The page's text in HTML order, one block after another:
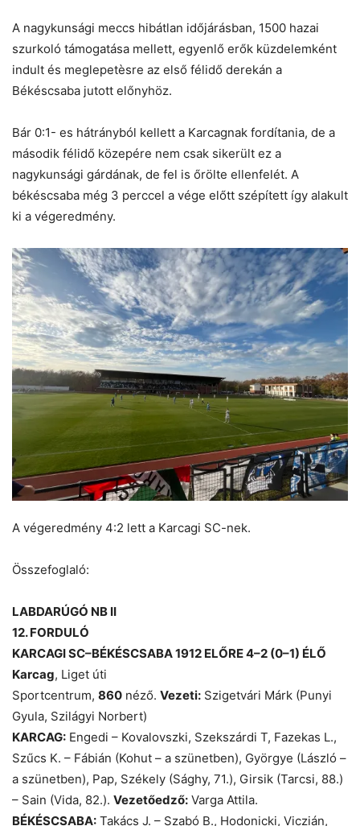
A nagykunsági meccs hibátlan időjárásban, 1500 hazai
szurkoló támogatása mellett, egyenlő erők küzdelemként
indult és meglepetèsre az első félidő derekán a
Békéscsaba jutott előnyhöz.
Bár 0:1- es hátrányból kellett a Karcagnak fordítania, de a
második félidő közepére nem csak sikerült ez a
nagykunsági gárdának, de fel is őrölte ellenfelét. A
békéscsaba még 3 perccel a vége előtt szépített így alakult
ki a végeredmény.
A végeredmény 4:2 lett a Karcagi SC-nek.
Összefoglaló:
LABDARÚGÓ NB II
12. FORDULÓ
KARCAGI SC–BÉKÉSCSABA 1912 ELŐRE 4–2 (0–1) ÉLŐ
Karcag, Liget úti
Sportcentrum, 860 néző. Vezeti: Szigetvári Márk (Punyi
Gyula, Szilágyi Norbert)
KARCAG: Engedi – Kovalovszki, Szekszárdi T, Fazekas L.,
Szűcs K. – Fábián (Kohut – a szünetben), Györgye (László –
a szünetben), Pap, Székely (Sághy, 71.), Girsik (Tarcsi, 88.)
– Sain (Vida, 82.). Vezetőedző: Varga Attila.
BÉKÉSCSABA: Takács J. – Szabó B., Hodonicki, Viczián,